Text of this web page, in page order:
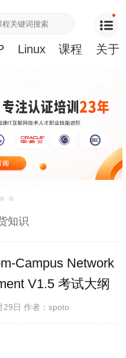
Linux 课程 关于
知识
Campus Network
V1.5 考试大纲
29日作者：spoto